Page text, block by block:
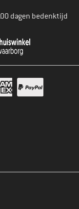
dagen bedenktijd